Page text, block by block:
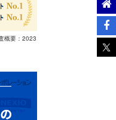
概要：2023